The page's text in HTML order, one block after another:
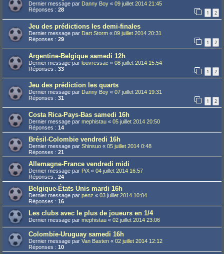
Dernier message par Danny Boy « 09 juillet 2014 21:45
Réponses : 28 1 2
Jeu des prédictions les demi-finales
Dernier message par Dart Storm « 09 juillet 2014 20:31
Réponses : 29 1 2
Argentine-Belgique samedi 12h
Dernier message par louvressac « 08 juillet 2014 15:54
Réponses : 33 1 2
Jeu des prédiction les quarts
Dernier message par Danny Boy « 07 juillet 2014 19:31
Réponses : 31 1 2
Costa Rica-Pays-Bas samedi 16h
Dernier message par mephistau « 05 juillet 2014 20:50
Réponses : 14
Brésil-Colombie vendredi 16h
Dernier message par Shinsuo « 05 juillet 2014 0:48
Réponses : 21
Allemagne-France vendredi midi
Dernier message par PiX « 04 juillet 2014 16:57
Réponses : 24
Belgique-États Unis mardi 16h
Dernier message par penz « 03 juillet 2014 10:04
Réponses : 16
Les clubs avec le plus de joueurs en 1/4
Dernier message par mephistau « 02 juillet 2014 23:06
Colombie-Uruguay samedi 16h
Dernier message par Van Basten « 02 juillet 2014 12:12
Réponses : 10